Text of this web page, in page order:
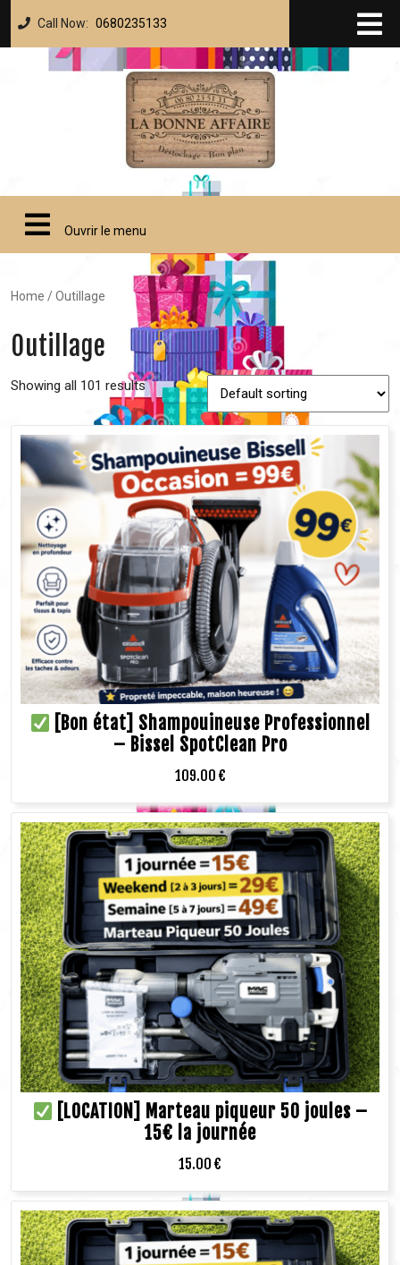
Call Now: 0680235133
Ouvrir le menu
Home / Outillage
Outillage
Showing all 101 results
[Bon état] Shampouineuse Professionnel
– Bissel SpotClean Pro
109.00 €
[LOCATION] Marteau piqueur 50 joules –
15€ la journée
15.00 €